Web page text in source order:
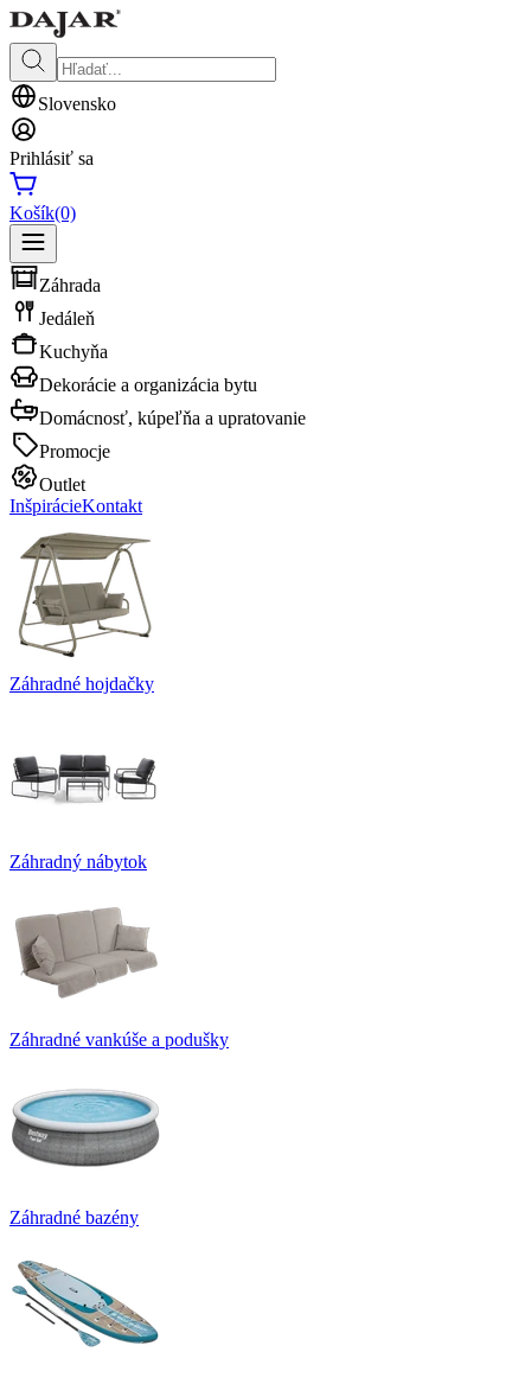
Slovensko
Prihlásiť sa
Košík(0)
Záhrada
Jedáleň
Kuchyňa
Dekorácie a organizácia bytu
Domácnosť, kúpeľňa a upratovanie
Promocje
Outlet
InšpirácieKontakt
Záhradné hojdačky
Záhradný nábytok
Záhradné vankúše a podušky
Záhradné bazény